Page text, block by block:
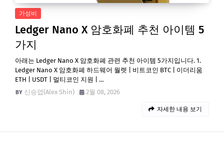
가성비
Ledger Nano X 암호화폐 추천 아이템 5
가지
아래는 Ledger Nano X 암호화폐 관련 추천 아이템 5가지입니다. 1.
Ledger Nano X 암호화폐 하드웨어 월렛 | 비트코인 BTC | 이더리움
ETH | USDT | 멀티코인 지원 | …
신승엽(Alex Shin)
2월 08, 2026
자세한 내용 보기